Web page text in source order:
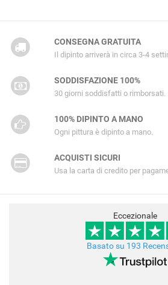
CONSEGNA GRATUITA
Il dipinto arriverà in circa 3-4
SODDISFAZIONE 100%
30 giorni soddisfatti o rimborsati.
100% DIPINTO A MANO
Ogni pittura è dipinto a mano.
ACQUISTI SICURI
Usa la carta di credito per
Eccezionale
Basato su 193